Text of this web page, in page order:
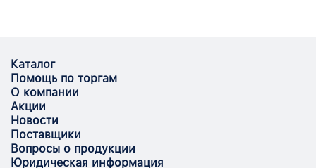
Каталог
Помощь по торгам
О компании
Акции
Новости
Поставщики
Вопросы о продукции
Юридическая информация